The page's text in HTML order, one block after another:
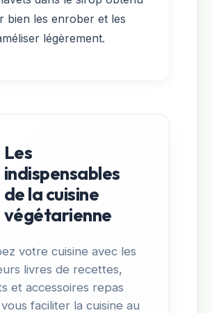
bien les enrober et les
légèrement.
Les
indispensables
de la cuisine
végétarienne
votre cuisine avec les
livres de recettes,
et accessoires repas
faciliter la cuisine au